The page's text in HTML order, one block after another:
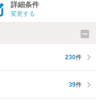
詳細条件
変更する
230件
39件